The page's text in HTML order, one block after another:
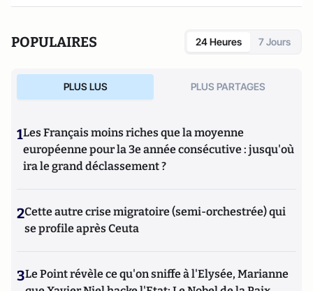
POPULAIRES 24 Heures 7 Jours
PLUS LUS PLUS PARTAGES
1Les Français moins riches que la moyenne
européenne pour la 3e année consécutive : jusqu'où
ira le grand déclassement ?
2Cette autre crise migratoire (semi-orchestrée) qui
se profile après Ceuta
3Le Point révèle ce qu'on sniffe à l'Elysée, Marianne